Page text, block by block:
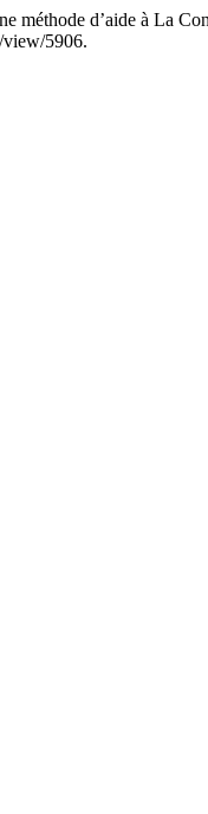
méthode d’aide à La
view/5906.